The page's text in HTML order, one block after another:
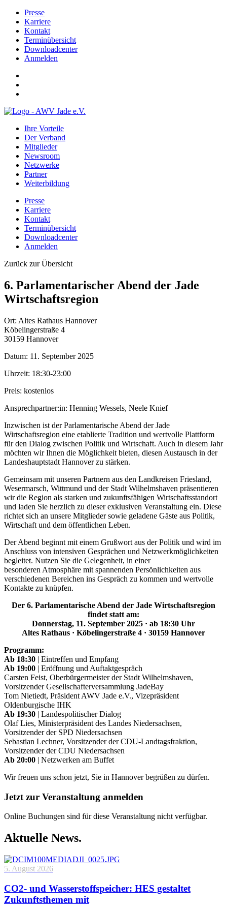
Presse
Karriere
Kontakt
Terminübersicht
Downloadcenter
Anmelden
Ihre Vorteile
Der Verband
Mitglieder
Newsroom
Netzwerke
Partner
Weiterbildung
Presse
Karriere
Kontakt
Terminübersicht
Downloadcenter
Anmelden
Zurück zur Übersicht
6. Parlamentarischer Abend der Jade
Wirtschaftsregion
Ort: Altes Rathaus Hannover
Köbelingerstraße 4
30159 Hannover
Datum: 11. September 2025
Uhrzeit: 18:30-23:00
Preis: kostenlos
Ansprechpartner:in: Henning Wessels, Neele Knief
Inzwischen ist der Parlamentarische Abend der Jade
Wirtschaftsregion eine etablierte Tradition und wertvolle Plattform
für den Dialog zwischen Politik und Wirtschaft. Auch in diesem Jahr
möchten wir Ihnen die Möglichkeit bieten, diesen Austausch in der
Landeshauptstadt Hannover zu stärken.
Gemeinsam mit unseren Partnern aus den Landkreisen Friesland,
Wesermarsch, Wittmund und der Stadt Wilhelmshaven präsentieren
wir die Region als starken und zukunftsfähigen Wirtschaftsstandort
und laden Sie herzlich zu dieser exklusiven Veranstaltung ein. Diese
richtet sich an unsere Mitglieder sowie geladene Gäste aus Politik,
Wirtschaft und dem öffentlichen Leben.
Der Abend beginnt mit einem Grußwort aus der Politik und wird im
Anschluss von intensiven Gesprächen und Netzwerkmöglichkeiten
begleitet. Nutzen Sie die Gelegenheit, in einer
besonderen Atmosphäre mit spannenden Persönlichkeiten aus
verschiedenen Bereichen ins Gespräch zu kommen und wertvolle
Kontakte zu knüpfen.
Der 6. Parlamentarische Abend der Jade Wirtschaftsregion
findet statt am:
Donnerstag, 11. September 2025 · ab 18:30 Uhr
Altes Rathaus · Köbelingerstraße 4 · 30159 Hannover
Programm:
Ab 18:30 | Eintreffen und Empfang
Ab 19:00 | Eröffnung und Auftaktgespräch
Carsten Feist, Oberbürgermeister der Stadt Wilhelmshaven,
Vorsitzender Gesellschafterversammlung JadeBay
Tom Nietiedt, Präsident AWV Jade e.V., Vizepräsident
Oldenburgische IHK
Ab 19:30 | Landespolitischer Dialog
Olaf Lies, Ministerpräsident des Landes Niedersachsen,
Vorsitzender der SPD Niedersachsen
Sebastian Lechner, Vorsitzender der CDU-Landtagsfraktion,
Vorsitzender der CDU Niedersachsen
Ab 20:00 | Netzwerken am Buffet
Wir freuen uns schon jetzt, Sie in Hannover begrüßen zu dürfen.
Jetzt zur Veranstaltung anmelden
Online Buchungen sind für diese Veranstaltung nicht verfügbar.
Aktuelle News.
5. August 2026
CO2- und Wasserstoffspeicher: HES gestaltet
Zukunftsthemen mit